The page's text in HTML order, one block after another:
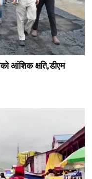
आंशिक क्षति,डीएम